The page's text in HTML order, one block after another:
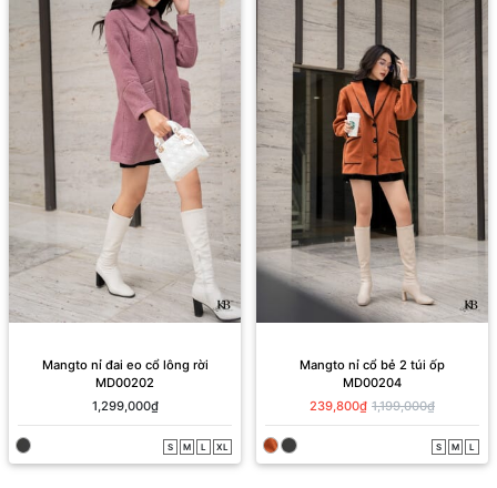
Mangto nỉ đai eo cổ lông rời
MD00202
1,299,000₫
S M L XL
Mangto nỉ cổ bẻ 2 túi ốp
MD00204
239,800₫ 1,199,000₫
S M L